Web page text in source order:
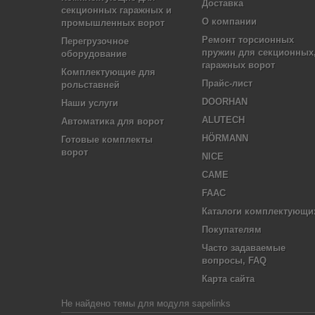
секционных гаражных и
промышленных ворот
Перегрузочное
оборудование
Комплектующие для
рольставней
Наши услуги
Автоматика для ворот
Готовые комплекты
ворот
Доставка
О компании
Ремонт торсионных
пружин для секционных,
гаражных ворот
Прайс-лист
DOORHAN
ALUTECH
HÖRMANN
NICE
CAME
FAAC
Каталоги
Покупателям
Часто задаваемые
вопросы, FAQ
Карта сайта
Не найдено темы для модуля sapelinks